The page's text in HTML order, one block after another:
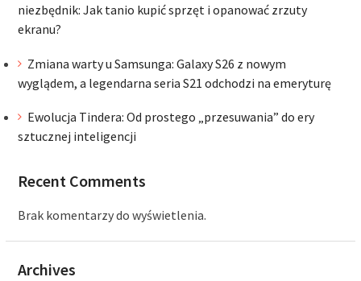
niezbędnik: Jak tanio kupić sprzęt i opanować zrzuty
ekranu?
Zmiana warty u Samsunga: Galaxy S26 z nowym
wyglądem, a legendarna seria S21 odchodzi na emeryturę
Ewolucja Tindera: Od prostego „przesuwania” do ery
sztucznej inteligencji
Recent Comments
Brak komentarzy do wyświetlenia.
Archives